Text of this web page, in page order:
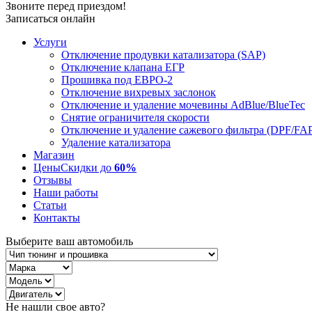
Звоните перед приездом!
Записаться онлайн
Услуги
Отключение продувки катализатора (SAP)
Отключение клапана ЕГР
Прошивка под ЕВРО-2
Отключение вихревых заслонок
Отключение и удаление мочевины AdBlue/BlueTec
Снятие ограничителя скорости
Отключение и удаление сажевого фильтра (DPF/
Удаление катализатора
Магазин
ЦеныСкидки до 60%
Отзывы
Наши работы
Статьи
Контакты
Выберите ваш автомобиль
Не нашли свое авто?